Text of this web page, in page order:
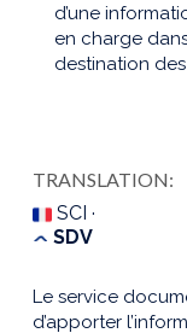
d’une
en charge
destination
TRANSLATION:
SCI ·
SDV
Le service
d’apporter